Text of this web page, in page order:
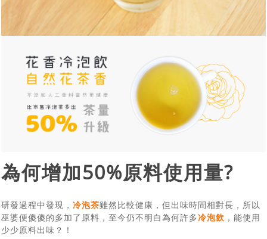
為何增加50%原料使用量?
研發過程中發現， 冷泡茶雖然比較健康，但出味時間相對長，所以
巫婆便傻傻的多加了原料，至今仍不明白為何許多冷泡飲 ，能使用
少少原料出味？！